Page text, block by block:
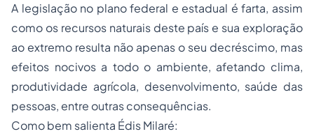
A legislação no plano federal e estadual é farta, assim
como os recursos naturais deste país e sua exploração
ao extremo resulta não apenas o seu decréscimo, mas
efeitos nocivos a todo o ambiente, afetando clima,
produtividade agrícola, desenvolvimento, saúde das
pessoas, entre outras consequências.
Como bem salienta Édis Milaré: